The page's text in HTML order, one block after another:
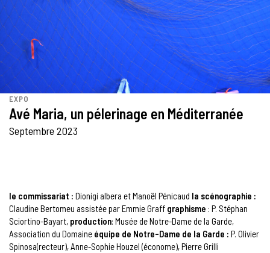
EXPO
Avé Maria, un pélerinage en Méditerranée
Septembre 2023
le commissariat : Dionigi albera et Manoël Pénicaud la scénographie :
Claudine Bertomeu assistée par Emmie Graff graphisme : P. Stéphan
Sciortino-Bayart, production: Musée de Notre-Dame de la Garde,
Association du Domaine équipe de Notre-Dame de la Garde : P. Olivier
Spinosa(recteur), Anne-Sophie Houzel (économe), Pierre Grilli